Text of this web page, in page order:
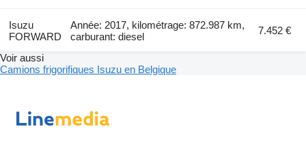
Isuzu
FORWARD
Année: 2017, kilométrage: 872.987 km,
carburant: diesel
7.452 €
Voir aussi
Camions frigorifiques Isuzu en Belgique